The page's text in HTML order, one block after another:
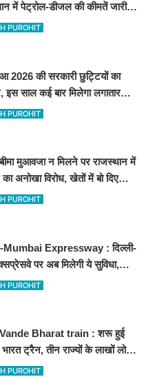
में पेट्रोल-डीजल की कीमतें जारी,
बीकानेर समेत पुरे प्रदेश में नए रेट
PUROHIT
2026 की सरकारी छुट्टियों का
साल कई बार मिलेगा लगातार
देखें
PUROHIT
मुआवजा न मिलने पर राजस्थान में
अनोखा विरोध, खेतों में बो दिए
रुपए के नोट, वीडियो वायरल
PUROHIT
Mumbai Expressway : दिल्ली-
पर अब मिलेगी ये सुविधा,
सर्विस से तुरंत घायल पहुंचेगा
PUROHIT
Bharat train : शरू हुई
ट्रैन, तीन राज्यों के लाखों लोगों
होगा आसान, देखें पूरा रूटमैप
PUROHIT